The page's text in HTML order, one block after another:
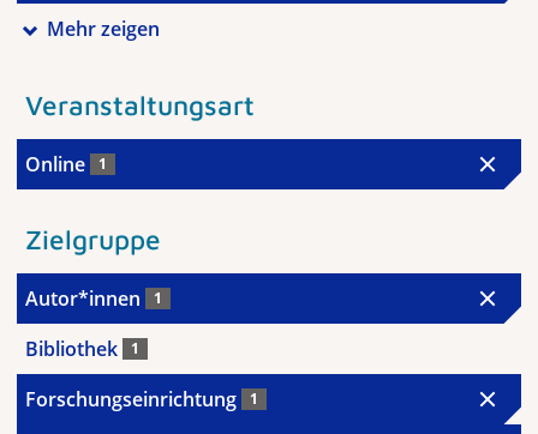
Mehr zeigen
Veranstaltungsart
Online 1
Zielgruppe
Autor*innen 1
Bibliothek 1
Forschungseinrichtung 1